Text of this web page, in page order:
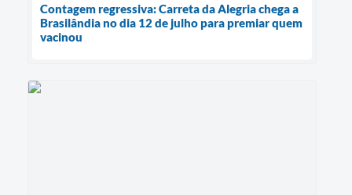
Contagem regressiva: Carreta da Alegria chega a
Brasilândia no dia 12 de julho para premiar quem
vacinou